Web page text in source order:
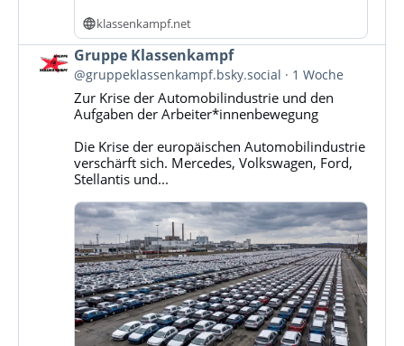
klassenkampf.net
Beitrag
von
Gruppe
Klassenkampf
Bluesky
ansehen
Gruppe Klassenkampf
@gruppeklassenkampf.bsky.social 1 Woche
Zur Krise der Automobilindustrie und den
Aufgaben der Arbeiter*innenbewegung
Die Krise der europäischen Automobilindustrie
verschärft sich. Mercedes, Volkswagen, Ford,
Stellantis und...